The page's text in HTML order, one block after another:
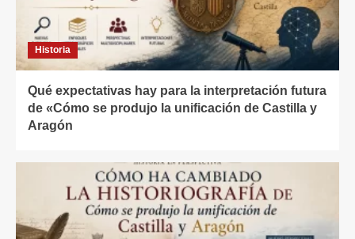
Historia
Qué expectativas hay para la interpretación futura
de «Cómo se produjo la unificación de Castilla y
Aragón